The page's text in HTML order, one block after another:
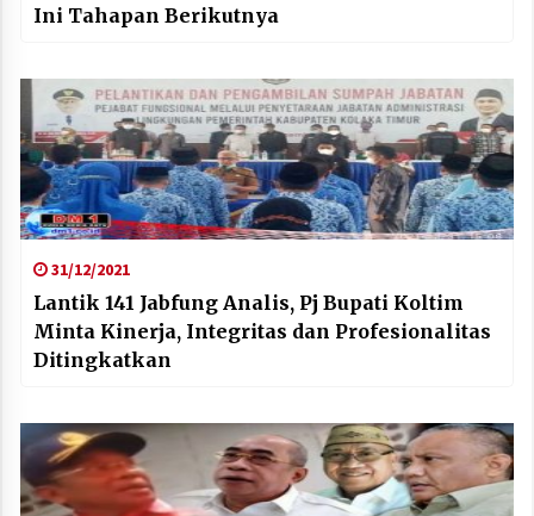
Ini Tahapan Berikutnya
31/12/2021
Lantik 141 Jabfung Analis, Pj Bupati Koltim
Minta Kinerja, Integritas dan Profesionalitas
Ditingkatkan